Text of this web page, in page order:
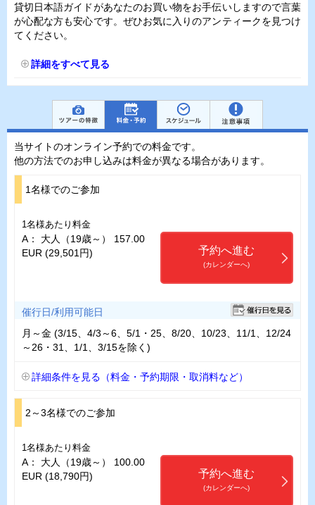
貸切日本語ガイドがあなたのお買い物をお手伝いしますので言葉
が心配な方も安心です。ぜひお気に入りのアンティークを見つけ
てください。
詳細をすべて見る
当サイトのオンライン予約での料金です。
他の方法でのお申し込みは料金が異なる場合があります。
1名様でのご参加
1名様あたり料金
A： 大人（19歳～） 157.00
EUR (29,501円)
予約へ進む
(カレンダーへ)
催行日/利用可能日
月～金 (3/15、4/3～6、5/1・25、8/20、10/23、11/1、12/24
～26・31、1/1、3/15を除く)
詳細条件を見る（料金・予約期限・取消料など）
2～3名様でのご参加
1名様あたり料金
A： 大人（19歳～） 100.00
EUR (18,790円)
予約へ進む
(カレンダーへ)